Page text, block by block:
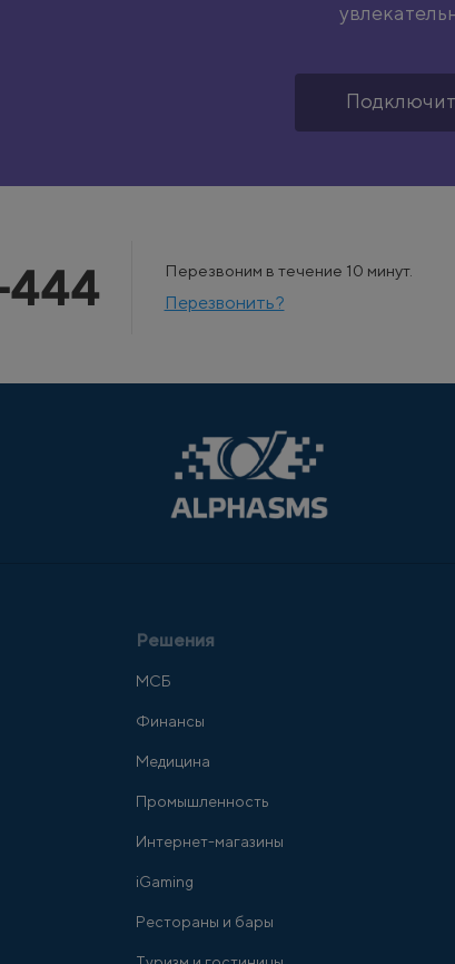
Перезвоним в течение 10 минут.
Перезвонить?
Решения
МСБ
Финансы
Медицина
Промышленность
Интернет-магазины
iGaming
Рестораны и бары